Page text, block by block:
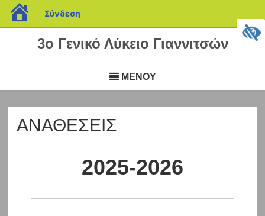
3ο Γενικό Λύκειο Γιαννιτσών
σε
περιεχόμενο
ΜΕΝΟΥ
ΑΝΑΘΕΣΕΙΣ
2025-2026
blogs.sch.gr
Σύνδεση